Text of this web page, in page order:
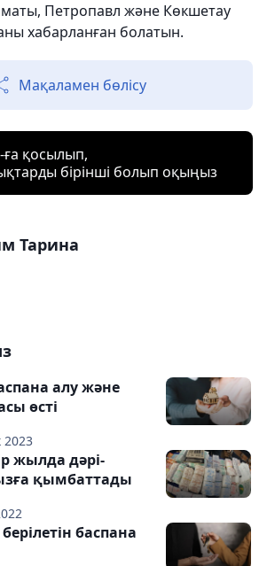
Петропавл және Көкшетау
хабарланған болатын.
Мақаламен бөлісу
ға қосылып,
бірінші болып оқыңыз
Тарина
2023
алу және
өсті
жылда дәрі-
қымбаттады
баспана